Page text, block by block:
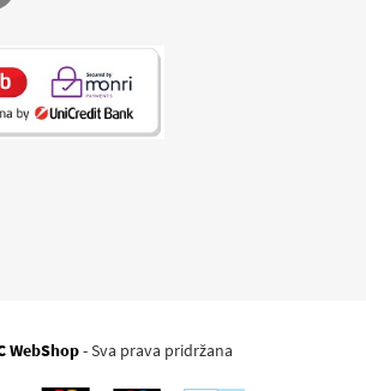
WebShop- Sva prava pridržana